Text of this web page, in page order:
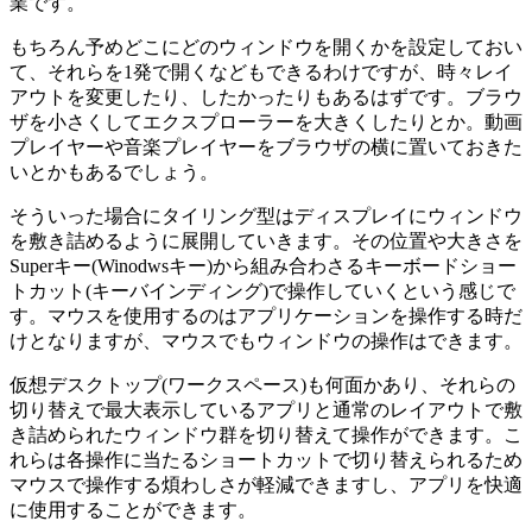
もちろん予めどこにどのウィンドウを開くかを設定しておい
て、それらを1発で開くなどもできるわけですが、時々レイ
アウトを変更したり、したかったりもあるはずです。ブラウ
ザを小さくしてエクスプローラーを大きくしたりとか。 動画
プレイヤーや音楽プレイヤーをブラウザの横に置いておきた
いとかもあるでしょう。
そういった場合にタイリング型はディスプレイにウィンドウ
を敷き詰めるように展開していきます。その位置や大きさを
Superキー(Winodwsキー)から組み合わさるキーボードショー
トカット(キーバインディング)で操作していくという感じで
す。 マウスを使用するのはアプリケーションを操作する時だ
けとなりますが、マウスでもウィンドウの操作はできます。
仮想デスクトップ(ワークスペース)も何面かあり、それらの
切り替えで最大表示しているアプリと通常のレイアウトで敷
き詰められたウィンドウ群を切り替えて操作ができます。こ
れらは各操作に当たるショートカットで切り替えられるため
マウスで操作する煩わしさが軽減できますし、アプリを快適
に使用することができます。